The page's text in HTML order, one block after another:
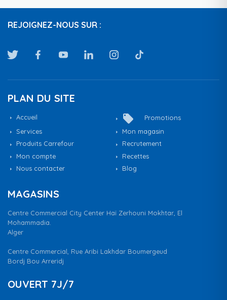
REJOIGNEZ-NOUS SUR :
PLAN DU SITE
Accueil local_offer
Promotions
Services
Mon magasin
Produits Carrefour
Recrutement
Mon compte
Recettes
Nous contacter
Blog
MAGASINS
Centre Commercial City Center Haï Zerhouni Mokhtar, El
Mohammadia.
Alger
Centre Commercial, Rue Aribi Lakhdar Boumergeud
Bordj Bou Arreridj
OUVERT 7J/7